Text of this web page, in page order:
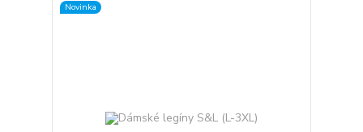
Novinka